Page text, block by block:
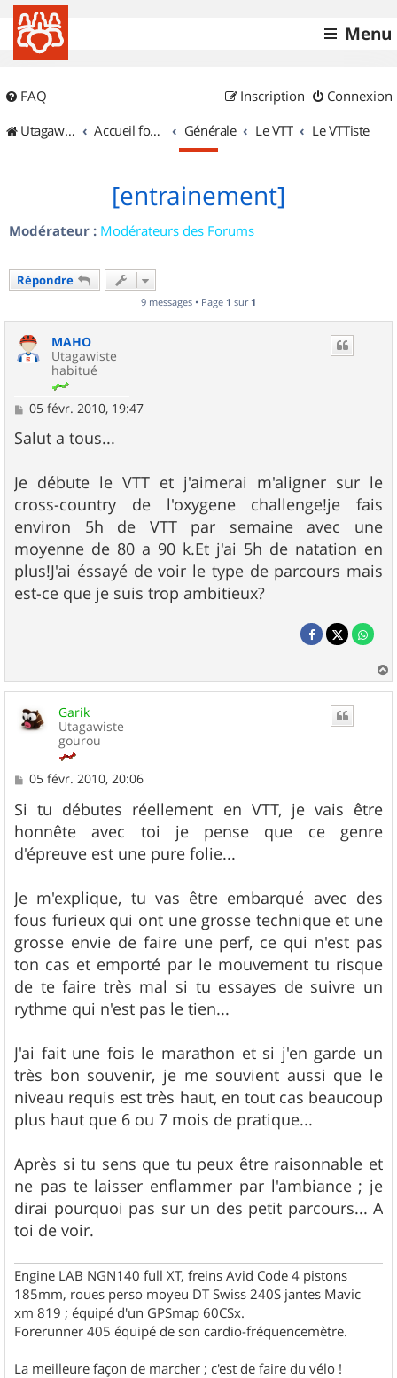
Menu
FAQ Connexion
Inscription
UtagawaVTT (Randos VTT et VTTAE avec traces GPS)
Accueil forum Générale Le VTT Le VTTiste
[entrainement]
Modérateur : Modérateurs des Forums
Répondre
9 messages • Page 1 sur 1
MAHO
Utagawiste
habitué
M
s
s
g
e
05 févr. 2010, 19:47
Salut a tous...
Je débute le VTT et j'aimerai m'aligner sur le
cross-country de l'oxygene challenge!je fais
environ 5h de VTT par semaine avec une
moyenne de 80 a 90 k.Et j'ai 5h de natation en
plus!J'ai éssayé de voir le type de parcours mais
est-ce que je suis trop ambitieux?
a
Garik
Utagawiste
gourou
M
s
s
a
g
e
05 févr. 2010, 20:06
Si tu débutes réellement en VTT, je vais être
honnête avec toi je pense que ce genre
d'épreuve est une pure folie...
Je m'explique, tu vas être embarqué avec des
fous furieux qui ont une grosse technique et une
grosse envie de faire une perf, ce qui n'est pas
ton cas et emporté par le mouvement tu risque
de te faire très mal si tu essayes de suivre un
rythme qui n'est pas le tien...
J'ai fait une fois le marathon et si j'en garde un
très bon souvenir, je me souvient aussi que le
niveau requis est très haut, en tout cas beaucoup
plus haut que 6 ou 7 mois de pratique...
Après si tu sens que tu peux être raisonnable et
ne pas te laisser enflammer par l'ambiance ; je
dirai pourquoi pas sur un des petit parcours... A
toi de voir.
Engine LAB NGN140 full XT, freins Avid Code 4 pistons
185mm, roues perso moyeu DT Swiss 240S jantes Mavic
xm 819 ; équipé d'un GPSmap 60CSx.
Forerunner 405 équipé de son cardio-fréquencemètre.
La meilleure façon de marcher ; c'est de faire du vélo !